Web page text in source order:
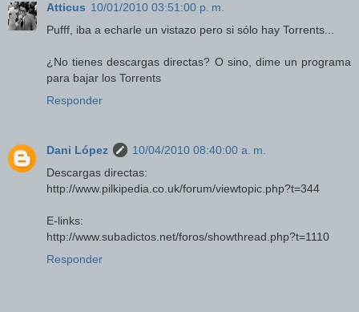
Atticus 10/01/2010 03:51:00 p. m.
Pufff, iba a echarle un vistazo pero si sólo hay Torrents...
¿No tienes descargas directas? O sino, dime un programa
para bajar los Torrents
Responder
Dani López
10/04/2010 08:40:00 a. m.
Descargas directas:
http://www.pilkipedia.co.uk/forum/viewtopic.php?t=344
E-links:
http://www.subadictos.net/foros/showthread.php?t=1110
Responder